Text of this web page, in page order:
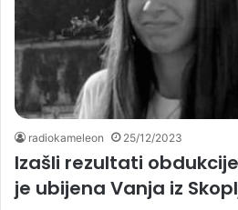
radiokameleon 25/12/2023
Izašli rezultati
je ubijena Vanja iz